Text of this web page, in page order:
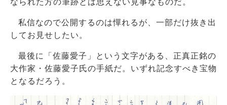
私信なので公開するのは憚れるが、一部だけ抜き出
してお見せしたい。
最後に「佐藤愛子」という文字がある、正真正銘の
大作家・佐藤愛子氏の手紙だ。いずれ記念すべき宝物
となるだろう。